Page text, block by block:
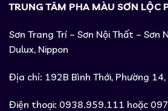
TRUNG TÂM PHA MÀU SƠN LỘC
Sơn Trang Trí – Sơn Nội Thất – Sơn
Dulux, Nippon
Địa chỉ: 192B Bình Thới, Phường 14,
Điện thoại: 0938.959.111 hoặc